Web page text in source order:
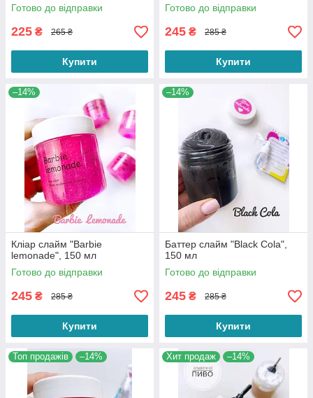
Готово до відправки
225 ₴ 265 ₴
Купити
Готово до відправки
245 ₴ 285 ₴
Купити
–14%
Кліар слайм "Barbie
lemonade", 150 мл
Готово до відправки
245 ₴ 285 ₴
Купити
–14%
Баттер слайм "Black Cola",
150 мл
Готово до відправки
245 ₴ 285 ₴
Купити
Топ продажів –14% Хит продаж –14%